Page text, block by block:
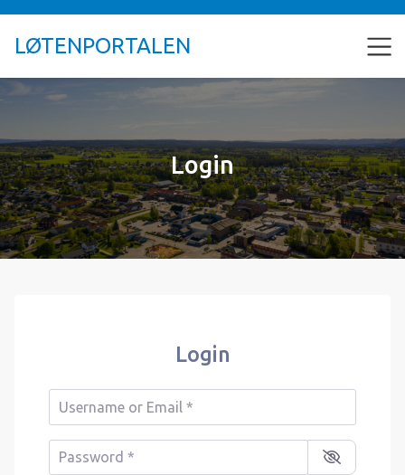
LØTENPORTALEN
Login
Login
Username or Email *
Password *